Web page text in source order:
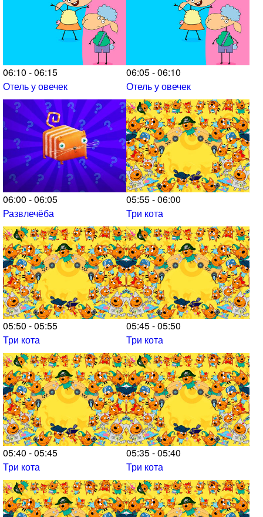
06:10 - 06:15
Отель у овечек
06:05 - 06:10
Отель у овечек
06:00 - 06:05
Развлечёба
05:55 - 06:00
Три кота
05:50 - 05:55
Три кота
05:45 - 05:50
Три кота
05:40 - 05:45
Три кота
05:35 - 05:40
Три кота